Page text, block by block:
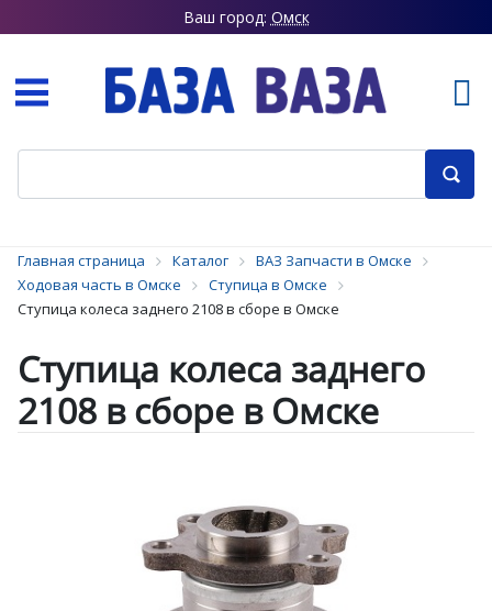
Ваш город: Омск
Главная страница Каталог
ВАЗ Запчасти в Омске
Ходовая часть в Омске
Ступица в Омске
Ступица колеса заднего 2108 в сборе в Омске
Ступица колеса заднего
2108 в сборе в Омске